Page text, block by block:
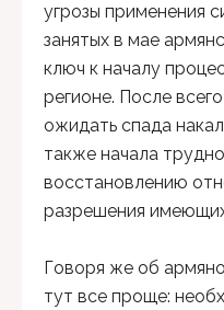
угрозы применения
занятых в мае
ключ к началу
регионе. После
ожидать спада
также начала
восстановлению
разрешения
Говоря же об
тут все проще: